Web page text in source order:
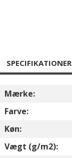
SPECIFIKATIONER
Mærke:
Farve:
Køn:
Vægt (g/m2):